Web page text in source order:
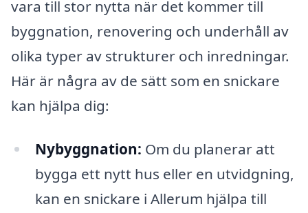
vara till stor nytta när det kommer till
byggnation, renovering och underhåll av
olika typer av strukturer och inredningar.
Här är några av de sätt som en snickare
kan hjälpa dig:
Nybyggnation: Om du planerar att
bygga ett nytt hus eller en utvidgning,
kan en snickare i Allerum hjälpa till